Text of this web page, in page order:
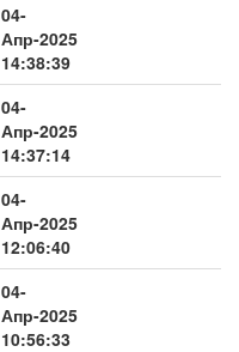
04-
Апр-2025
14:38:39
04-
Апр-2025
14:37:14
04-
Апр-2025
12:06:40
04-
Апр-2025
10:56:33